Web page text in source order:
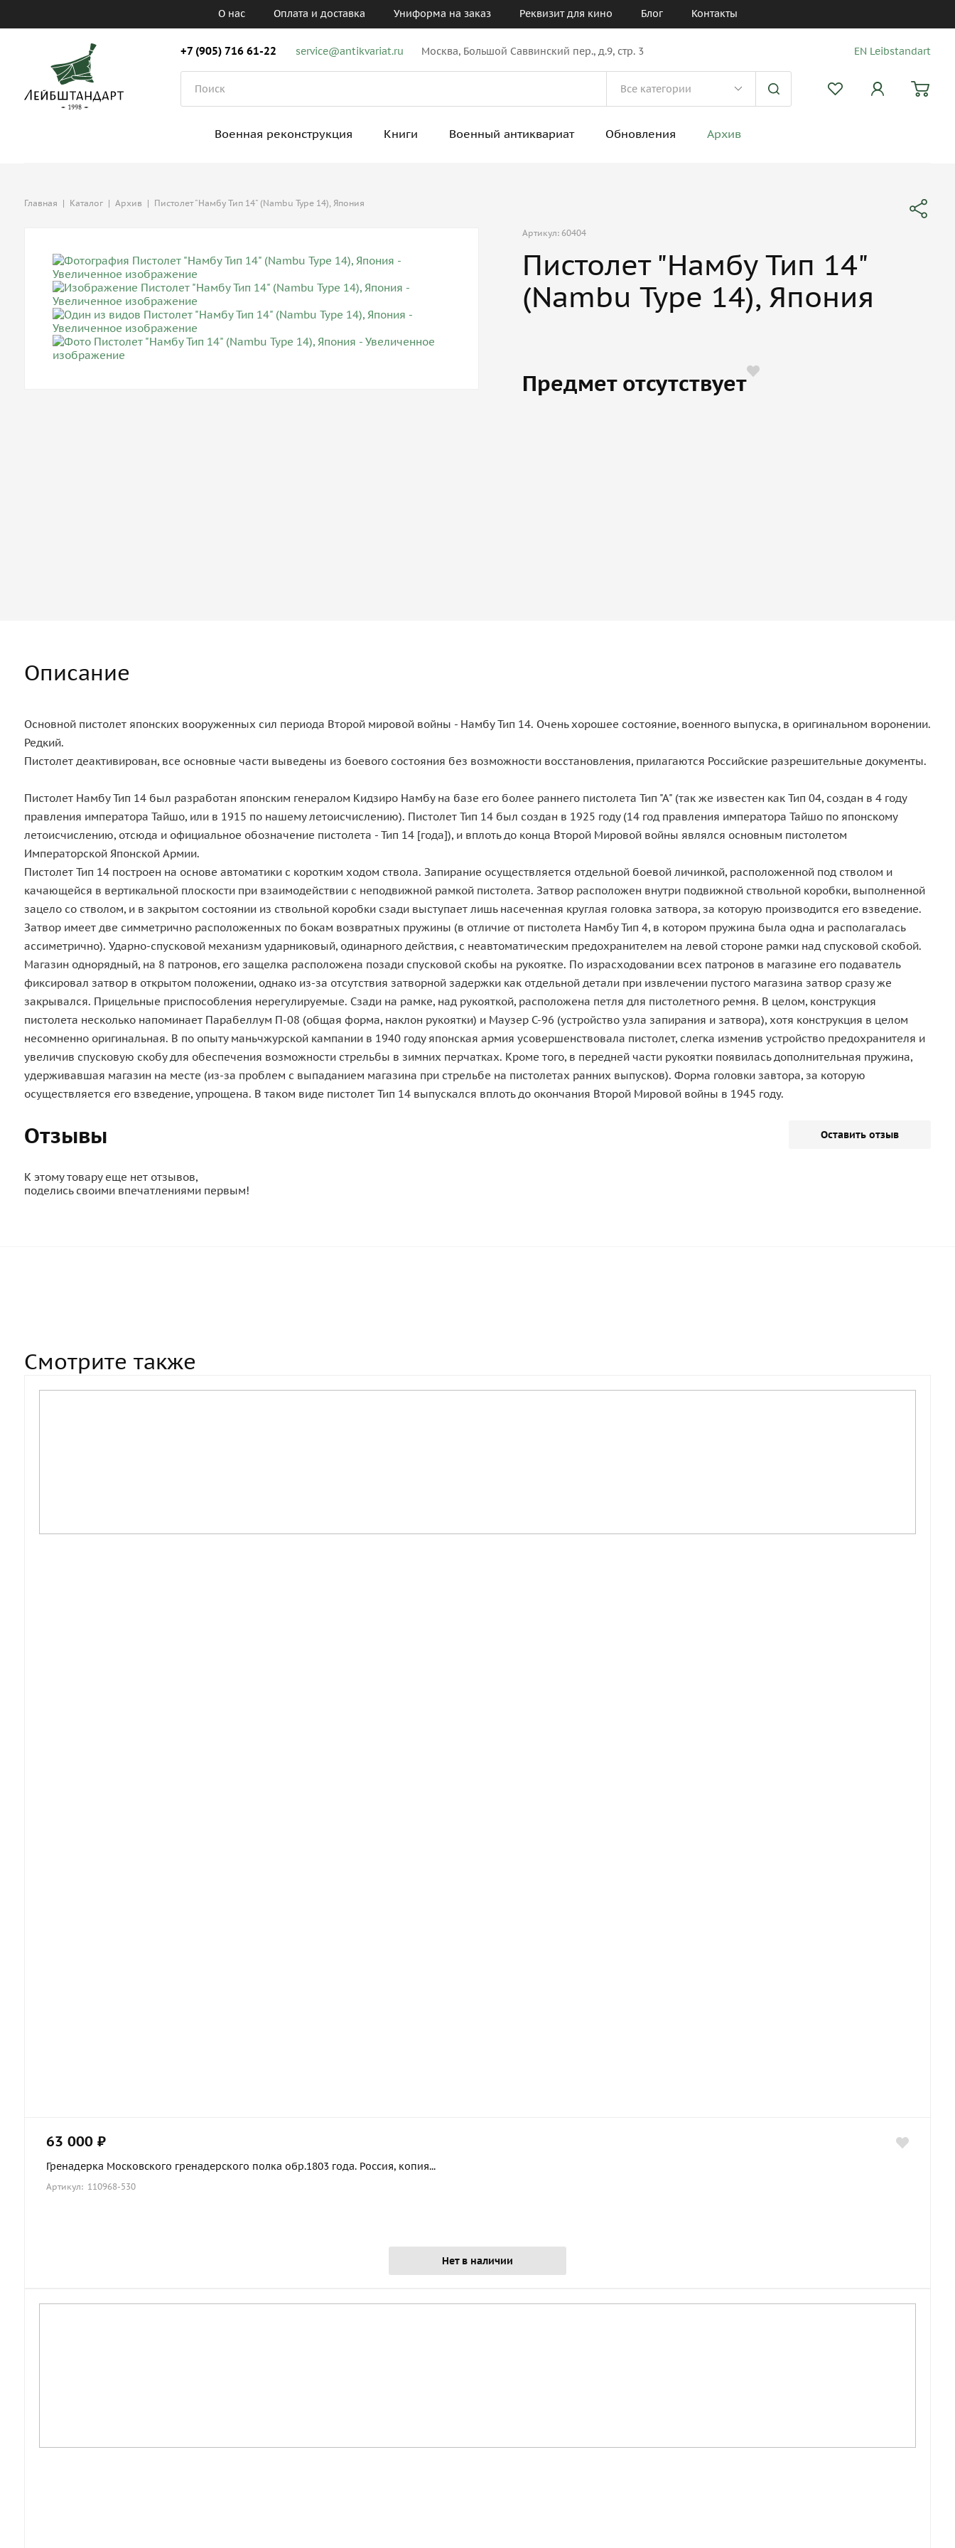
О нас Оплата и доставка Униформа на заказ Реквизит для кино Блог Контакты
+7 (905) 716 61-22 service@antikvariat.ru Москва, Большой Саввинский пер., д.9, стр. 3 EN Leibstandart
Военная реконструкция Книги Военный антиквариат Обновления Архив
Главная | Каталог | Архив | Пистолет "Намбу Тип 14" (Nambu Type 14), Япония
Артикул: 60404
Пистолет "Намбу Тип 14"
(Nambu Type 14), Япония
Предмет отсутствует
Описание
Основной пистолет японских вооруженных сил периода Второй мировой войны - Намбу Тип 14. Очень хорошее состояние, военного выпуска, в оригинальном воронении.
Редкий.
Пистолет деактивирован, все основные части выведены из боевого состояния без возможности восстановления, прилагаются Российские разрешительные документы.
Пистолет Намбу Тип 14 был разработан японским генералом Кидзиро Намбу на базе его более раннего пистолета Тип "А" (так же известен как Тип 04, создан в 4 году
правления императора Тайшо, или в 1915 по нашему летоисчислению). Пистолет Тип 14 был создан в 1925 году (14 год правления императора Тайшо по японскому
летоисчислению, отсюда и официальное обозначение пистолета - Тип 14 [года]), и вплоть до конца Второй Мировой войны являлся основным пистолетом
Императорской Японской Армии.
Пистолет Тип 14 построен на основе автоматики с коротким ходом ствола. Запирание осуществляется отдельной боевой личинкой, расположенной под стволом и
качающейся в вертикальной плоскости при взаимодействии с неподвижной рамкой пистолета. Затвор расположен внутри подвижной ствольной коробки, выполненной
зацело со стволом, и в закрытом состоянии из ствольной коробки сзади выступает лишь насеченная круглая головка затвора, за которую производится его взведение.
Затвор имеет две симметрично расположенных по бокам возвратных пружины (в отличие от пистолета Намбу Тип 4, в котором пружина была одна и располагалась
ассиметрично). Ударно-спусковой механизм ударниковый, одинарного действия, с неавтоматическим предохранителем на левой стороне рамки над спусковой скобой.
Магазин однорядный, на 8 патронов, его защелка расположена позади спусковой скобы на рукоятке. По израсходовании всех патронов в магазине его подаватель
фиксировал затвор в открытом положении, однако из-за отсутствия затворной задержки как отдельной детали при извлечении пустого магазина затвор сразу же
закрывался. Прицельные приспособления нерегулируемые. Сзади на рамке, над рукояткой, расположена петля для пистолетного ремня. В целом, конструкция
пистолета несколько напоминает Парабеллум П-08 (общая форма, наклон рукоятки) и Маузер С-96 (устройство узла запирания и затвора), хотя конструкция в целом
несомненно оригинальная. В по опыту маньчжурской кампании в 1940 году японская армия усовершенствовала пистолет, слегка изменив устройство предохранителя и
увеличив спусковую скобу для обеспечения возможности стрельбы в зимних перчатках. Кроме того, в передней части рукоятки появилась дополнительная пружина,
удерживавшая магазин на месте (из-за проблем с выпаданием магазина при стрельбе на пистолетах ранних выпусков). Форма головки завтора, за которую
осуществляется его взведение, упрощена. В таком виде пистолет Тип 14 выпускался вплоть до окончания Второй Мировой войны в 1945 году.
Отзывы Оставить отзыв
К этому товару еще нет отзывов,
поделись своими впечатлениями первым!
Смотрите также
63 000 ₽
Гренадерка Московского гренадерского полка обр.1803 года. Россия, копия...
Артикул: 110968-530
Нет в наличии